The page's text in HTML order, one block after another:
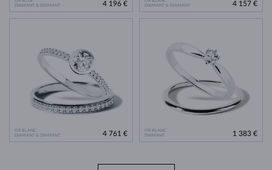
DIAMANT & DIAMANT
4 196 €
DIAMANT & DIAMANT
4 157 €
OR BLANC
DIAMANT & DIAMANT
4 761 €
OR BLANC
DIAMANT
1 383 €